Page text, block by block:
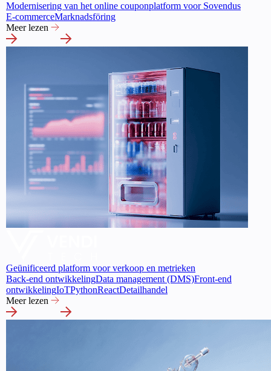
Modernisering van het online couponplatform voor Sovendus
E-commerceMarknadsföring
Meer lezen
Geünificeerd platform voor verkoop en metrieken
Back-end ontwikkelingData management (DMS)Front-end
ontwikkelingIoTPythonReactDetailhandel
Meer lezen